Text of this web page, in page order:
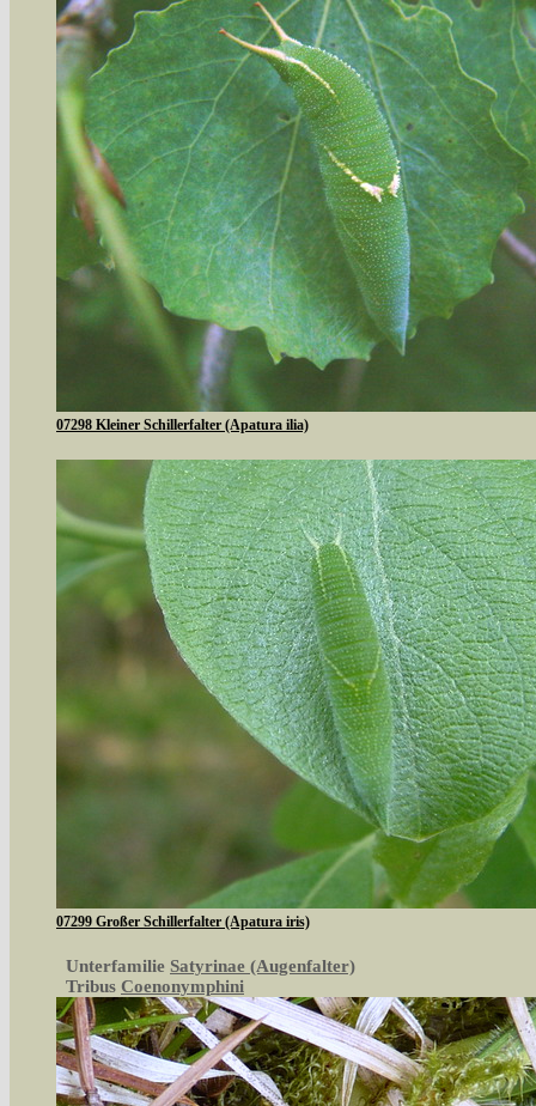
07298 Kleiner Schillerfalter (Apatura ilia)
07299 Großer Schillerfalter (Apatura iris)
Unterfamilie Satyrinae (Augenfalter)
Tribus Coenonymphini